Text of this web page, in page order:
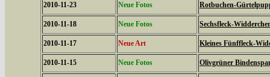
2010-11-23 Neue Fotos Rotbuchen-
2010-11-18 Neue Fotos Sechsfleck-
2010-11-17 Neue Art Kleines Fünffleck-
2010-11-15 Neue Fotos Olivgrüner